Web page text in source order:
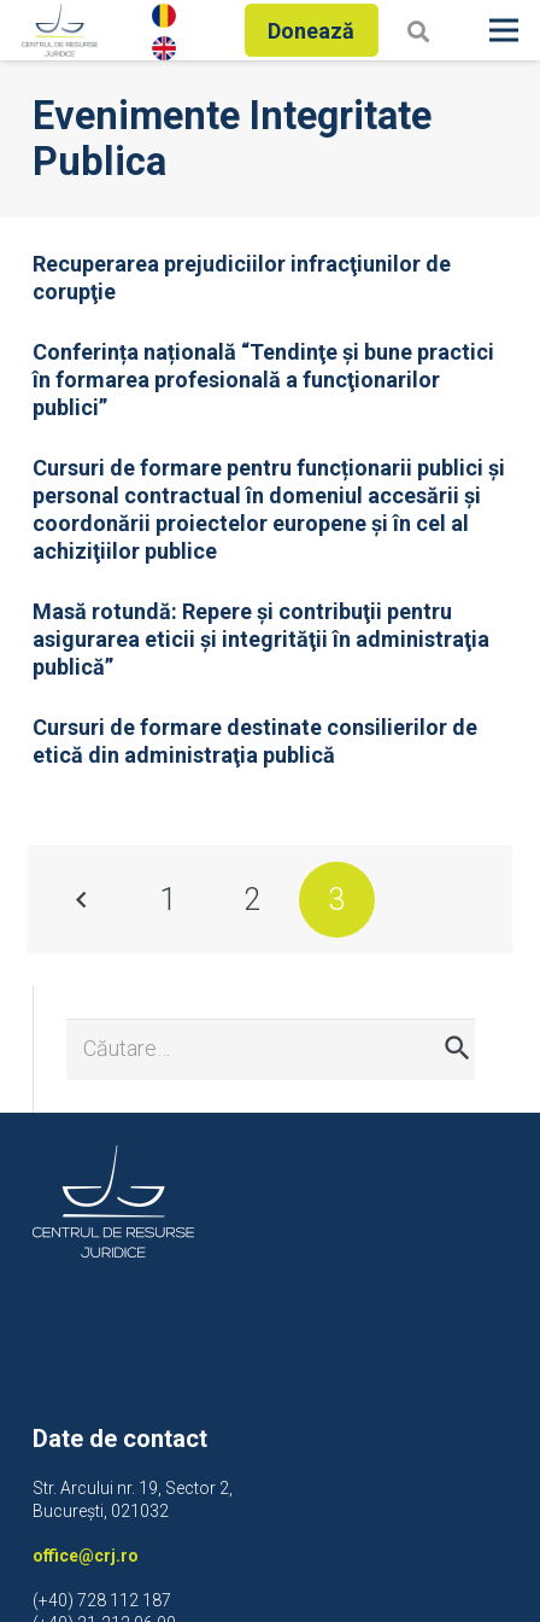
Donează
Evenimente Integritate
Publica
Recuperarea prejudiciilor infracţiunilor de
corupţie
Conferința națională “Tendinţe şi bune practici
în formarea profesională a funcţionarilor
publici”
Cursuri de formare pentru funcționarii publici și
personal contractual în domeniul accesării şi
coordonării proiectelor europene şi în cel al
achiziţiilor publice
Masă rotundă: Repere şi contribuţii pentru
asigurarea eticii şi integrităţii în administraţia
publică”
Cursuri de formare destinate consilierilor de
etică din administraţia publică
1 2 3
Date de contact
Str. Arcului nr. 19, Sector 2,
București, 021032
office@crj.ro
(+40) 728 112 187